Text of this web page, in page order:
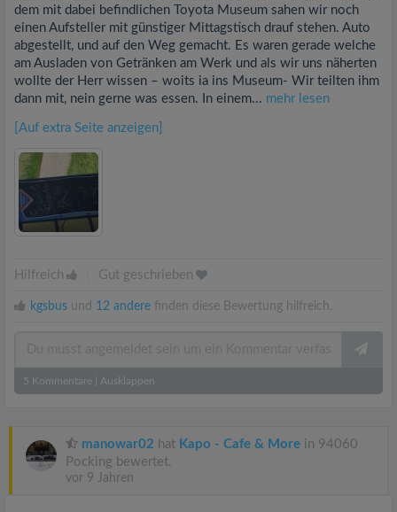
dem mit dabei befindlichen Toyota Museum sahen wir noch
einen Aufsteller mit günstiger Mittagstisch drauf stehen. Auto
abgestellt, und auf den Weg gemacht. Es waren gerade welche
am Ausladen von Getränken am Werk und als wir uns näherten
wollte der Herr wissen – woits ia ins Museum- Wir teilten ihm
dann mit, nein gerne was essen. In einem... mehr lesen
[Auf extra Seite anzeigen]
Hilfreich Gut geschrieben
kgsbus und 12 andere finden diese Bewertung hilfreich.
5 Kommentare Ausklappen
manowar02 hat Kapo - Cafe & More in 94060
Pocking bewertet.
vor 9 Jahren